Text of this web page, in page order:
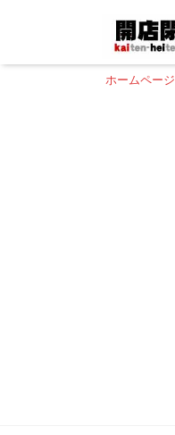
ホームページ